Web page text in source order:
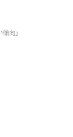
向」